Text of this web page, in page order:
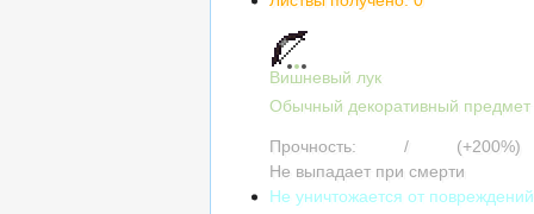
Вишневый лук
Обычный декоративный предмет
Прочность: /
(+200%)
Не выпадает при смерти
Не уничтожается от повреждений